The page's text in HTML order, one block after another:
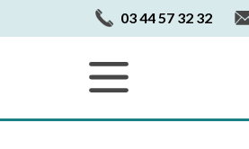
03 44 57 32 32